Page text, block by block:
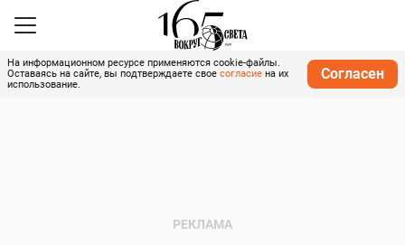
На информационном ресурсе применяются cookie-файлы.
Оставаясь на сайте, вы подтверждаете свое согласие на их
использование.
Согласен